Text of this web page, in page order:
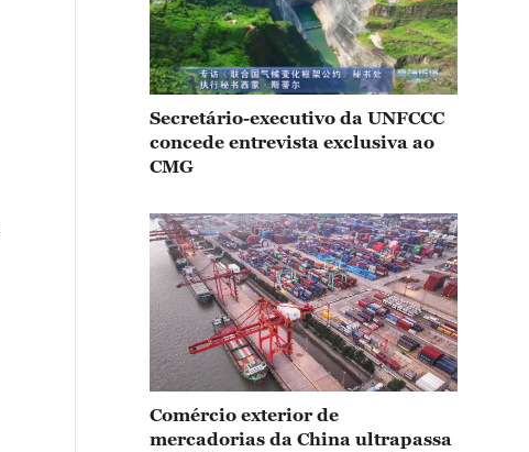
Secretário-executivo da UNFCCC
concede entrevista exclusiva ao
CMG
Comércio exterior de
mercadorias da China ultrapassa